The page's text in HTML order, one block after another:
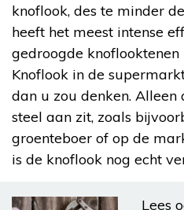
knoflook, des te minder
heeft het meest intense
gedroogde
Knoflook in de
dan u zou denken. Alleen
steel aan zit, zoals
groenteboer of op de
is de knoflook nog echt
Lees